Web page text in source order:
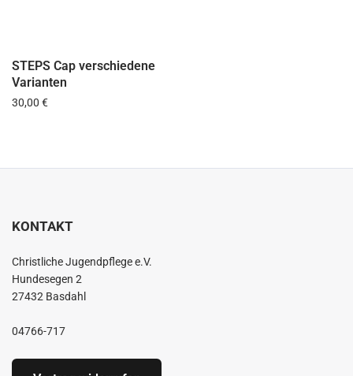
STEPS Cap verschiedene
Varianten
Regulärer Preis:
30,00 €
KONTAKT
Christliche Jugendpflege e.V.
Hundesegen 2
27432 Basdahl
04766-717